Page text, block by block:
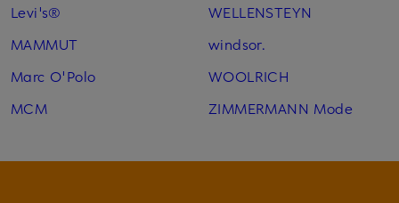
Levi's®
MAMMUT
Marc O'Polo
MCM
WELLENSTEYN
windsor.
WOOLRICH
ZIMMERMANN Mode